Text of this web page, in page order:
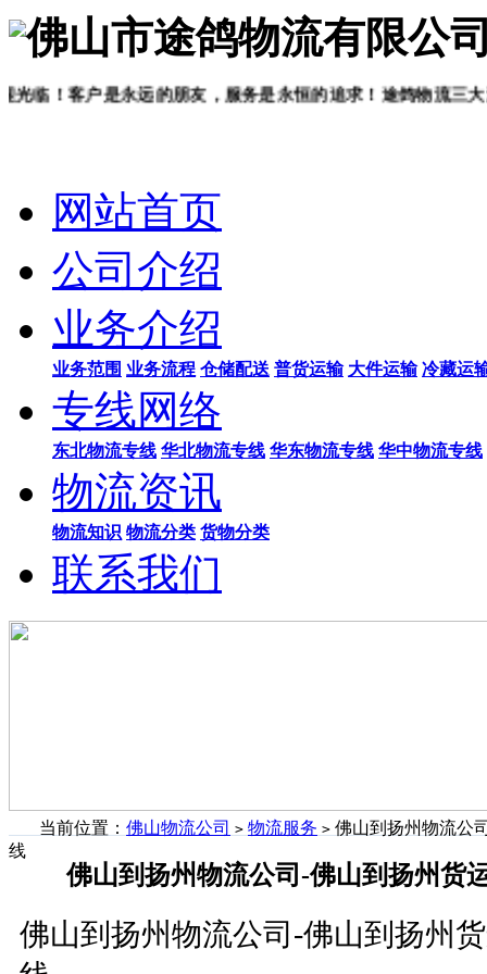
佛山市途鸽物流有限公
客户是永远的朋友，服务是永恒的追求！途鸽物流三大满意：
网站首页
公司介绍
业务介绍
业务范围 业务流程 仓储配送 普货运输 大件运输 冷藏运
专线网络
东北物流专线 华北物流专线 华东物流专线 华中物流专线
物流资讯
物流知识 物流分类 货物分类
联系我们
当前位置： 佛山物流公司 > 物流服务 > 佛山到扬州物流公
线
佛山到扬州物流公司-佛山到扬州货
佛山到扬州物流公司-佛山到扬州